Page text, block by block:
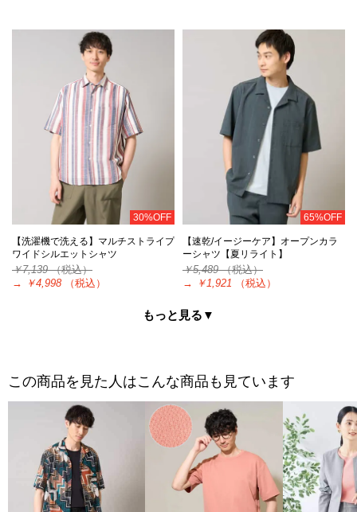
30%OFF
【洗濯機で洗える】マルチストライプ
ワイドシルエットシャツ
￥7,139（税込）
→
￥4,998 （税込）
65%OFF
【速乾/イージーケア】オープンカラ
ーシャツ【夏リライト】
￥5,489（税込）
→
￥1,921 （税込）
もっと見る▼
この商品を見た人はこんな商品も見ています